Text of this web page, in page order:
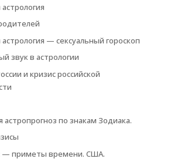
— сексуальный гороскоп
звук в астрологии
и кризис российской
астропрогноз по знакам Зодиака.
— приметы времени. США.